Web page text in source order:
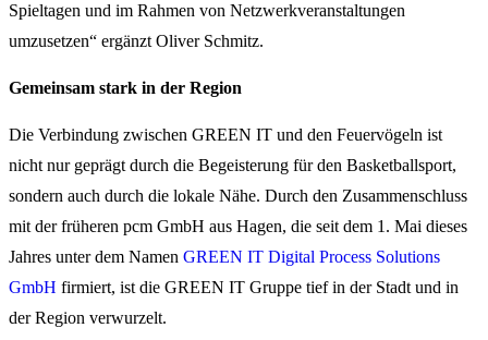
Spieltagen und im Rahmen von Netzwerkveranstaltungen
umzusetzen“ ergänzt Oliver Schmitz.
Gemeinsam stark in der Region
Die Verbindung zwischen GREEN IT und den Feuervögeln ist
nicht nur geprägt durch die Begeisterung für den Basketballsport,
sondern auch durch die lokale Nähe. Durch den Zusammenschluss
mit der früheren pcm GmbH aus Hagen, die seit dem 1. Mai dieses
Jahres unter dem Namen GREEN IT Digital Process Solutions
GmbH firmiert, ist die GREEN IT Gruppe tief in der Stadt und in
der Region verwurzelt.